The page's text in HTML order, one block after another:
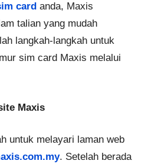
card anda, Maxis
talian yang mudah
langkah-langkah untuk
sim card Maxis melalui
Maxis
untuk melayari laman web
. Setelah berada